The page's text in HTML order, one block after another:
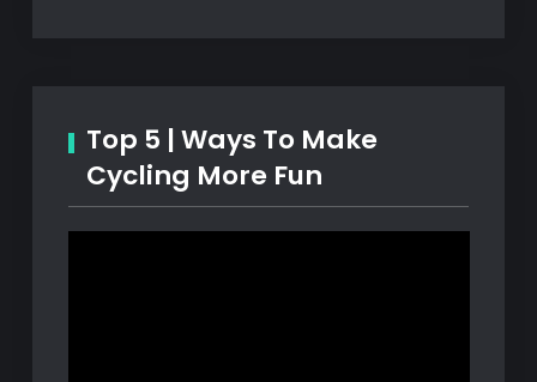
Top 5 | Ways To Make
Cycling More Fun